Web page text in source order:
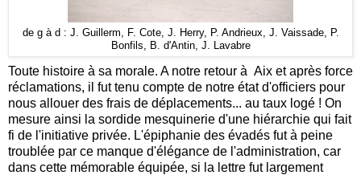
de g à d : J. Guillerm, F. Cote, J. Herry, P. Andrieux, J. Vaissade, P.
Bonfils, B. d'Antin, J. Lavabre
Toute histoire à sa morale. A notre retour à Aix et après force
réclamations, il fut tenu compte de notre état d'officiers pour
nous allouer des frais de déplacements... au taux logé ! On
mesure ainsi la sordide mesquinerie d'une hiérarchie qui fait
fi de l'initiative privée. L'épiphanie des évadés fut à peine
troublée par ce manque d'élégance de l'administration, car
dans cette mémorable équipée, si la lettre fut largement